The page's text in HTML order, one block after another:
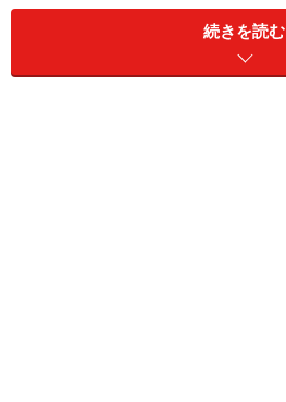
King Gnu「白日」
Official髭男dism「宿命」
続きを読む